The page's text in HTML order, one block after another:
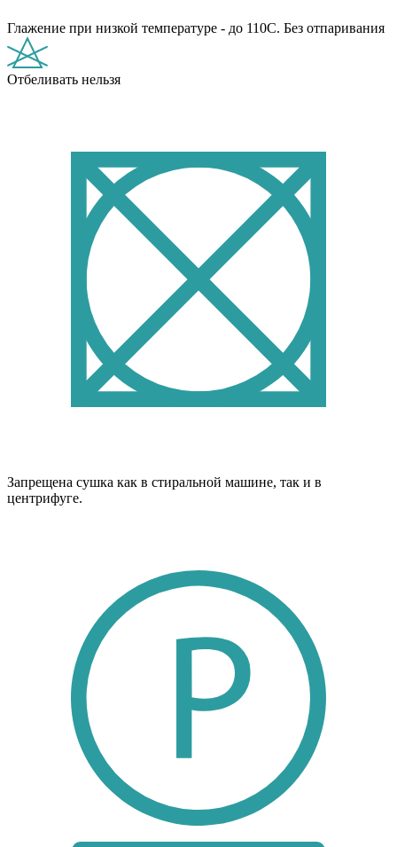
Глажение при низкой температуре - до 110С. Без отпаривания
Отбеливать нельзя
Запрещена сушка как в стиральной машине, так и в
центрифуге.